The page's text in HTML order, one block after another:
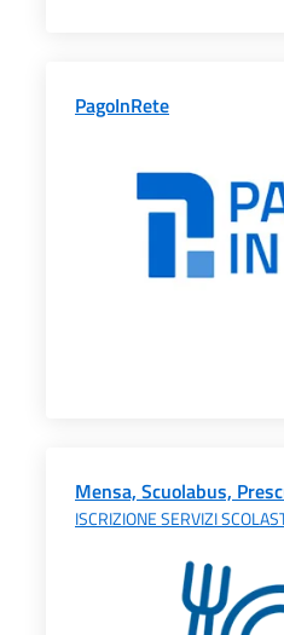
PagoInRete
Mensa, Scuolabus,
ISCRIZIONE SERVIZI